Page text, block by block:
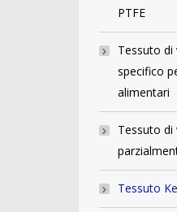
PTFE
Tessuto di
specifico
alimentari
Tessuto di
Tessuto